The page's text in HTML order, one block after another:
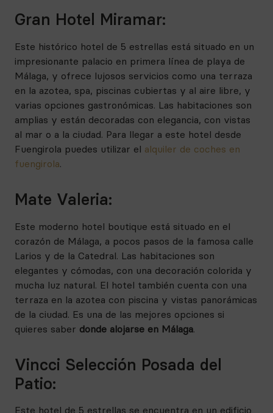
Gran Hotel Miramar:
Este histórico hotel de 5 estrellas está situado en un
impresionante palacio en primera línea de playa de
Málaga, y ofrece lujosos servicios como una terraza
en la azotea, spa, piscinas cubiertas y al aire libre, y
varias opciones gastronómicas. Las habitaciones son
amplias y están decoradas con elegancia, con vistas
al mar o a la ciudad. Para llegar a este hotel desde
Fuengirola puedes utilizar el alquiler de coches en
fuengirola.
Mate Valeria:
Este moderno hotel boutique está situado en el
corazón de Málaga, a pocos pasos de la famosa calle
Larios y de la Catedral. Las habitaciones son
elegantes y cómodas, con una decoración colorida y
mucha luz natural. El hotel también cuenta con una
terraza en la azotea con piscina y vistas panorámicas
de la ciudad. Es una de las mejores opciones si
quieres saber donde alojarse en Málaga.
Vincci Selección Posada del
Patio:
Este hotel de 5 estrellas se encuentra en un edificio